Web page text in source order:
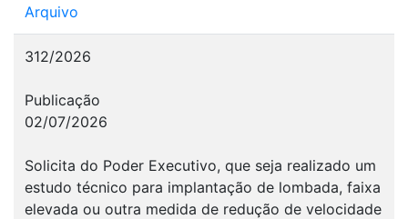
Arquivo
312/2026
Publicação
02/07/2026
Solicita do Poder Executivo, que seja realizado um
estudo técnico para implantação de lombada, faixa
elevada ou outra medida de redução de velocidade